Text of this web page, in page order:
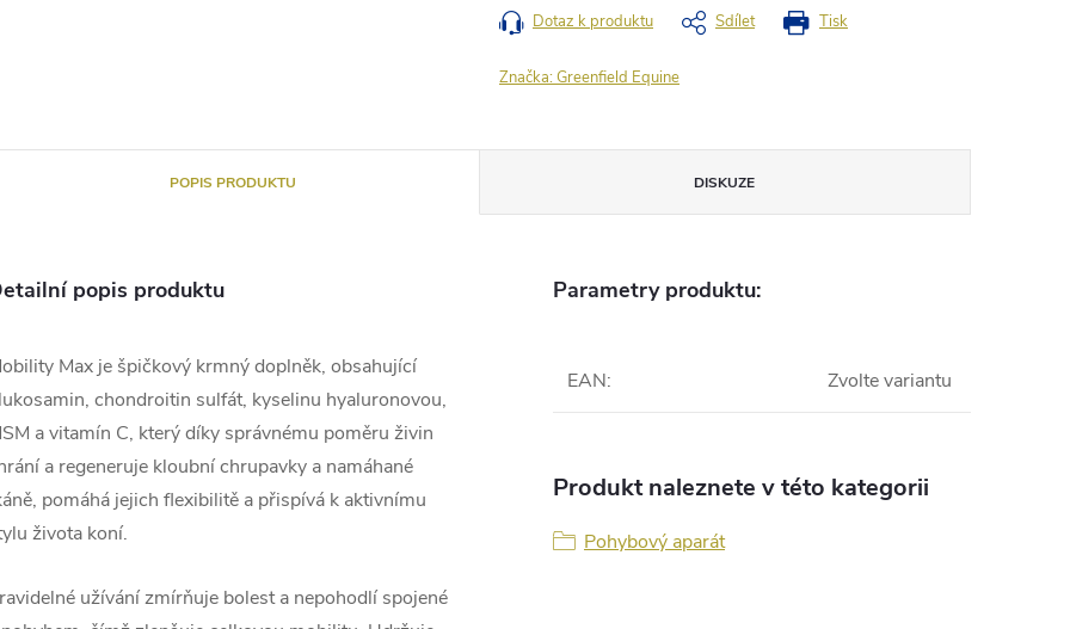
Tisk
Dotaz k produktu Sdílet
Značka:Greenfield Equine
POPIS PRODUKTU DISKUZE
popis produktu
Max je špičkový krmný doplněk, obsahující
chondroitin sulfát, kyselinu hyaluronovou,
a vitamín C, který díky správnému poměru živin
a regeneruje kloubní chrupavky a namáhané
pomáhá jejich ﬂexibilitě a přispívá k aktivnímu
života koní.
užívání zmírňuje bolest a nepohodlí spojené
Parametry produktu:
EAN: Zvolte variantu
Produkt naleznete v této kategorii
Pohybový aparát